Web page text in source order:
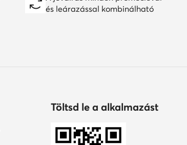
és leárazással kombinálható
Töltsd le a alkalmazást